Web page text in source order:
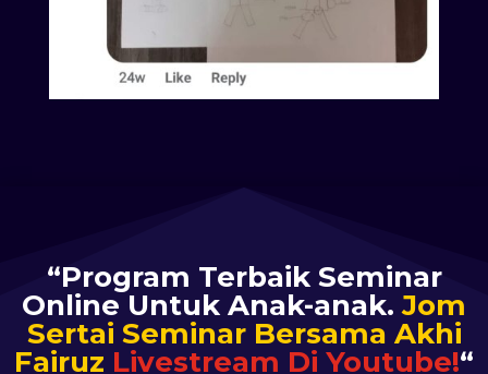
“Program Terbaik Seminar
Online Untuk Anak-anak.Jom
Sertai Seminar Bersama Akhi
Fairuz Livestream Di Youtube!“